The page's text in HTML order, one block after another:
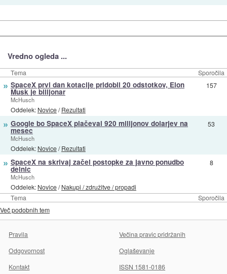
Vredno ogleda ...
Tema Sporočila
Tema Sporočila
» SpaceX prvi dan kotacije pridobil 20 odstotkov, Elon
Musk je bilijonar
McHusch
Oddelek: Novice/Rezultati
157
» Google bo SpaceX plačeval 920 milijonov dolarjev na
mesec
McHusch
Oddelek: Novice/Rezultati
53
» SpaceX na skrivaj začel postopke za javno ponudbo
delnic
McHusch
Oddelek: Novice/Nakupi / združitve / propadi
8
Več podobnih tem
Pravila
Večina pravic pridržanih
Odgovornost
Oglaševanje
Kontakt
ISSN 1581-0186